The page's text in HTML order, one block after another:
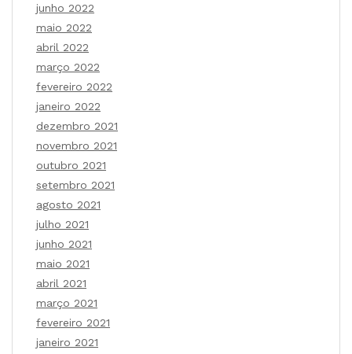
junho 2022
maio 2022
abril 2022
março 2022
fevereiro 2022
janeiro 2022
dezembro 2021
novembro 2021
outubro 2021
setembro 2021
agosto 2021
julho 2021
junho 2021
maio 2021
abril 2021
março 2021
fevereiro 2021
janeiro 2021